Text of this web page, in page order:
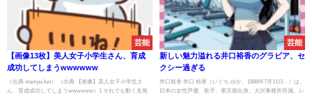
芸能
【画像13枚】美人女子小学生さん、育成
成功してしまうwwwwww
（出典 stampo.fun） （出典 【画像】美人女子小学生さ
ん、育成成功してしまうwwwwww）1 それでも動く名無
芸能
新しい魅力溢れる井口裕香のグラビア、セ
クシー過ぎる
井口裕香 井口 裕香（いぐち ゆか、1988年7月11日 - ）は、
日本の女性声優、歌手。東京都出身。大沢事務所所属。レ